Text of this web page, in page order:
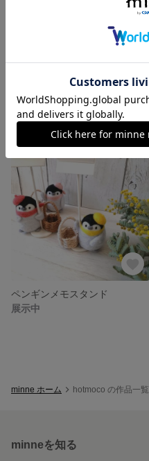
【受注制作ストップ中】シマエナガ かごストラップ 羊毛フェルト
展示中
ペンギンメモスタンド
展示中
minne ホーム hotmoco の作品一覧
minneを知る